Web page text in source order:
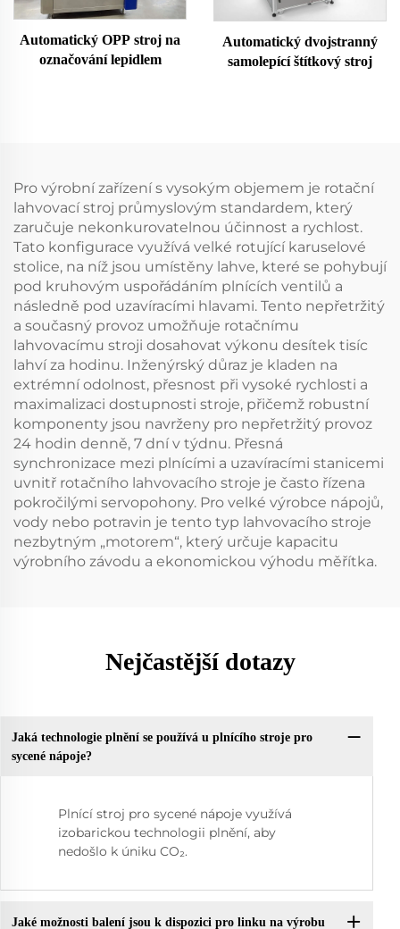
Automatický OPP stroj na
označování lepidlem
Automatický dvojstranný
samolepící štítkový stroj
Pro výrobní zařízení s vysokým objemem je rotační
lahvovací stroj průmyslovým standardem, který
zaručuje nekonkurovatelnou účinnost a rychlost.
Tato konfigurace využívá velké rotující karuselové
stolice, na níž jsou umístěny lahve, které se pohybují
pod kruhovým uspořádáním plnících ventilů a
následně pod uzavíracími hlavami. Tento nepřetržitý
a současný provoz umožňuje rotačnímu
lahvovacímu stroji dosahovat výkonu desítek tisíc
lahví za hodinu. Inženýrský důraz je kladen na
extrémní odolnost, přesnost při vysoké rychlosti a
maximalizaci dostupnosti stroje, přičemž robustní
komponenty jsou navrženy pro nepřetržitý provoz
24 hodin denně, 7 dní v týdnu. Přesná
synchronizace mezi plnícími a uzavíracími stanicemi
uvnitř rotačního lahvovacího stroje je často řízena
pokročilými servopohony. Pro velké výrobce nápojů,
vody nebo potravin je tento typ lahvovacího stroje
nezbytným „motorem“, který určuje kapacitu
výrobního závodu a ekonomickou výhodu měřítka.
Nejčastější dotazy
Jaká technologie plnění se používá u plnícího stroje pro
sycené nápoje?
Plnící stroj pro sycené nápoje využívá
izobarickou technologii plnění, aby
nedošlo k úniku CO₂.
Jaké možnosti balení jsou k dispozici pro linku na výrobu